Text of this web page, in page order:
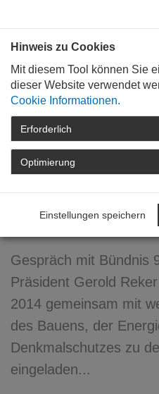
STARTSEITE
Denkmalpflege
Energieeffizienz
Gespräch mit Bündnis
Präsident Gerold
2014 gemeinsam mit
des Bauens, der
Denkmalschutzes zu
eingeladen...
Hinweis zu Cookies
Mit diesem Tool können Sie
dieser Website verwendet
Cookie Informationen.
Erforderlich
Optimierung
Einstellungen speichern